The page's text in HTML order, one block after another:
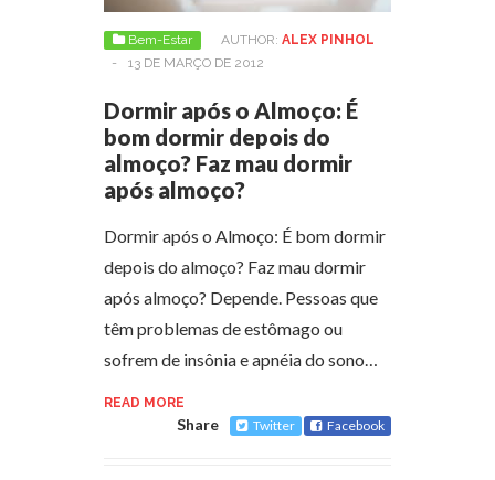
Bem-Estar AUTHOR: ALEX PINHOL
-
13 DE MARÇO DE 2012
Dormir após o Almoço: É
bom dormir depois do
almoço? Faz mau dormir
após almoço?
Dormir após o Almoço: É bom dormir
depois do almoço? Faz mau dormir
após almoço? Depende. Pessoas que
têm problemas de estômago ou
sofrem de insônia e apnéia do sono…
READ MORE
Share Twitter Facebook